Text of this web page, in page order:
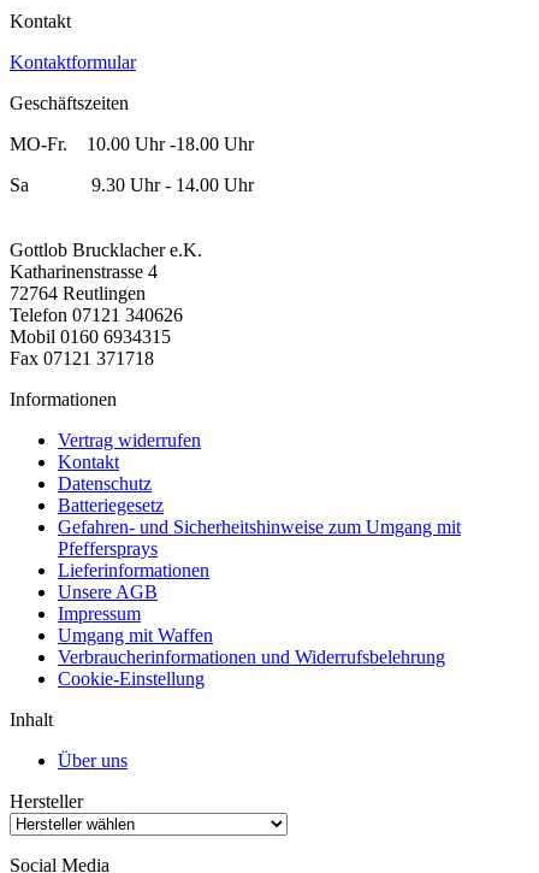
Kontakt
Kontaktformular
Geschäftszeiten
MO-Fr. 10.00 Uhr -18.00 Uhr
Sa 9.30 Uhr - 14.00 Uhr
Gottlob Brucklacher e.K.
Katharinenstrasse 4
72764 Reutlingen
Telefon 07121 340626
Mobil 0160 6934315
Fax 07121 371718
Informationen
Vertrag widerrufen
Kontakt
Datenschutz
Batteriegesetz
Gefahren- und Sicherheitshinweise zum Umgang mit
Pfeffersprays
Lieferinformationen
Unsere AGB
Impressum
Umgang mit Waffen
Verbraucherinformationen und Widerrufsbelehrung
Cookie-Einstellung
Inhalt
Über uns
Hersteller
Social Media